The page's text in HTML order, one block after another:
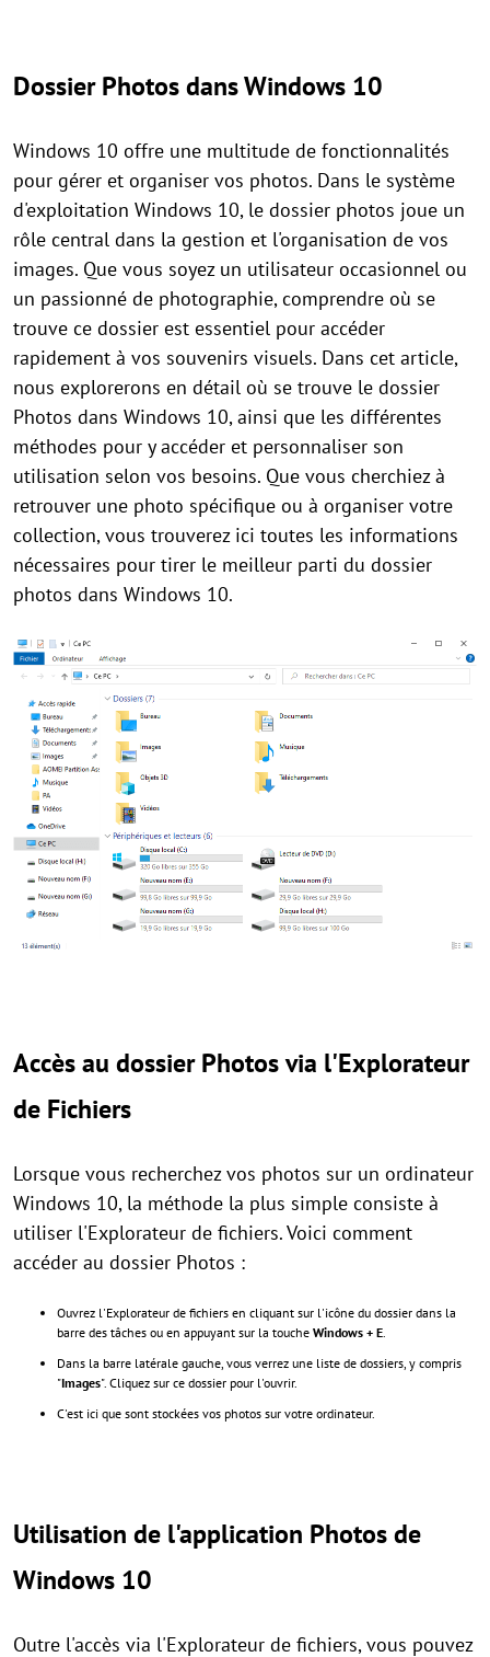
Dossier Photos dans Windows 10
Windows 10 offre une multitude de fonctionnalités
pour gérer et organiser vos photos. Dans le système
d'exploitation Windows 10, le dossier photos joue un
rôle central dans la gestion et l'organisation de vos
images. Que vous soyez un utilisateur occasionnel ou
un passionné de photographie, comprendre où se
trouve ce dossier est essentiel pour accéder
rapidement à vos souvenirs visuels. Dans cet article,
nous explorerons en détail où se trouve le dossier
Photos dans Windows 10, ainsi que les différentes
méthodes pour y accéder et personnaliser son
utilisation selon vos besoins. Que vous cherchiez à
retrouver une photo spécifique ou à organiser votre
collection, vous trouverez ici toutes les informations
nécessaires pour tirer le meilleur parti du dossier
photos dans Windows 10.
Accès au dossier Photos via l'Explorateur
de Fichiers
Lorsque vous recherchez vos photos sur un ordinateur
Windows 10, la méthode la plus simple consiste à
utiliser l'Explorateur de fichiers. Voici comment
accéder au dossier Photos :
Ouvrez l'Explorateur de fichiers en cliquant sur l'icône du dossier dans la
barre des tâches ou en appuyant sur la touche Windows + E.
Dans la barre latérale gauche, vous verrez une liste de dossiers, y compris
"Images". Cliquez sur ce dossier pour l'ouvrir.
C'est ici que sont stockées vos photos sur votre ordinateur.
Utilisation de l'application Photos de
Windows 10
Outre l'accès via l'Explorateur de fichiers, vous pouvez